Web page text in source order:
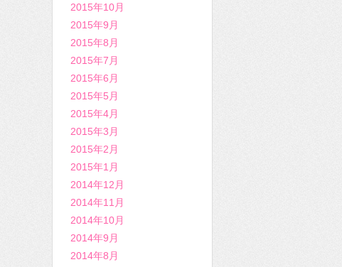
2015年10月
2015年9月
2015年8月
2015年7月
2015年6月
2015年5月
2015年4月
2015年3月
2015年2月
2015年1月
2014年12月
2014年11月
2014年10月
2014年9月
2014年8月